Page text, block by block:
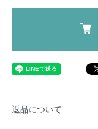
返品について